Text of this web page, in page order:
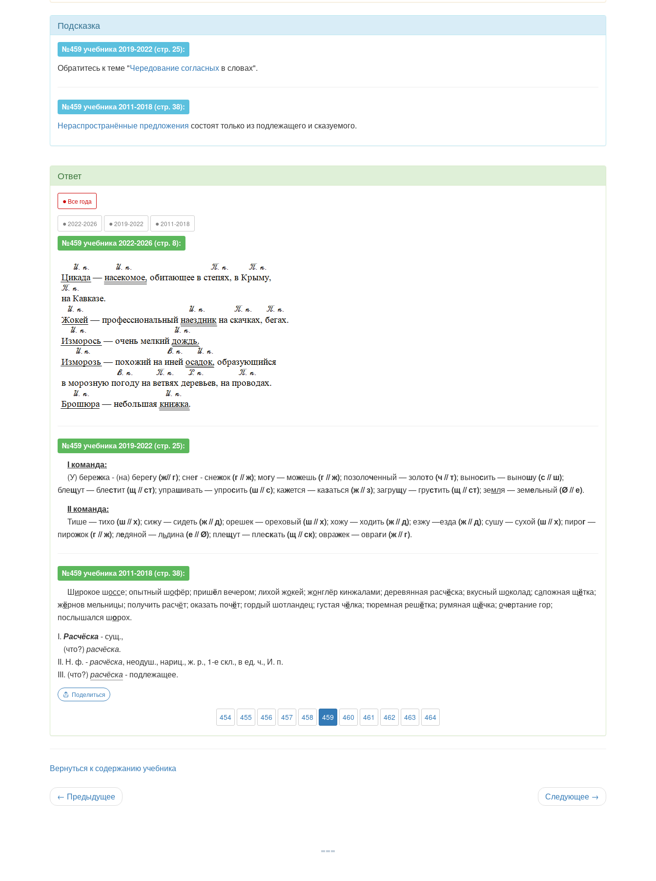
Подсказка
№459 учебника 2019-2022 (стр. 25):
Обратитесь к теме "Чередование согласных в словах".
№459 учебника 2011-2018 (стр. 38):
Нераспространённые предложения состоят только из подлежащего и сказуемого.
Ответ
● Все года
● 2022-2026 ● 2019-2022 ● 2011-2018
№459 учебника 2022-2026 (стр. 8):
№459 учебника 2019-2022 (стр. 25):
I команда:
(У) бережка - (на) берегу(ж// г); снег- снежок(г // ж); могу — можешь(г // ж); позолоченный — золото(ч // т); выносить — выношу(с // ш);
блещут — блестит(щ // ст); упрашивать — упросить(ш // с); кажется — казаться (ж // з); загрущу — грустить(щ // ст); земля — земельный (Ø // е).
II команда:
​​​​​​​ Тише — тихо(ш // х); сижу — сидеть(ж // д); орешек — ореховый (ш // х); хожу — ходить(ж // д); езжу —езда(ж // д); сушу — сухой (ш // х); пирог—
пирожок(г // ж); ледяной — льдина(е // Ø); плещут — плескать(щ // ск); овражек — овраги (ж // г).
№459 учебника 2011-2018 (стр. 38):
Широкое шоссе; опытный шофёр; пришёл вечером; лихой жокей; жонглёр кинжалами; деревянная расчёска; вкусный шоколад; сапожная щётка;
жёрнов мельницы; получить расчёт; оказать почёт; гордый шотландец; густая чёлка; тюремная решётка; румяная щёчка; очертание гор;
послышался шорох.
I. Расчёска- сущ.,
(что?) расчёска.
II. Н. ф. -расчёска, неодуш., нариц., ж. р., 1-е скл., в ед. ч., И. п.
III. (что?) расчёска- подлежащее.
Поделиться
454 455 456 457 458 459 460 461 462 463 464
Вернуться к содержанию учебника
← Предыдущее Следующее →